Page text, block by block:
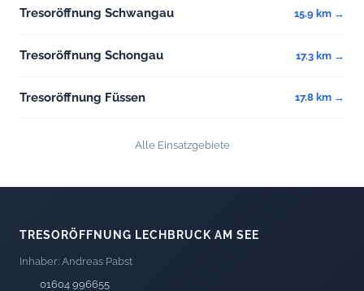
Tresoröffnung Schwangau 15.9 km →
Tresoröffnung Schongau 17.3 km →
Tresoröffnung Füssen 17.8 km →
Alle Einsatzgebiete
TRESORÖFFNUNG LECHBRUCK AM SEE
Inhaber: Andreas Pabst
01604 996655